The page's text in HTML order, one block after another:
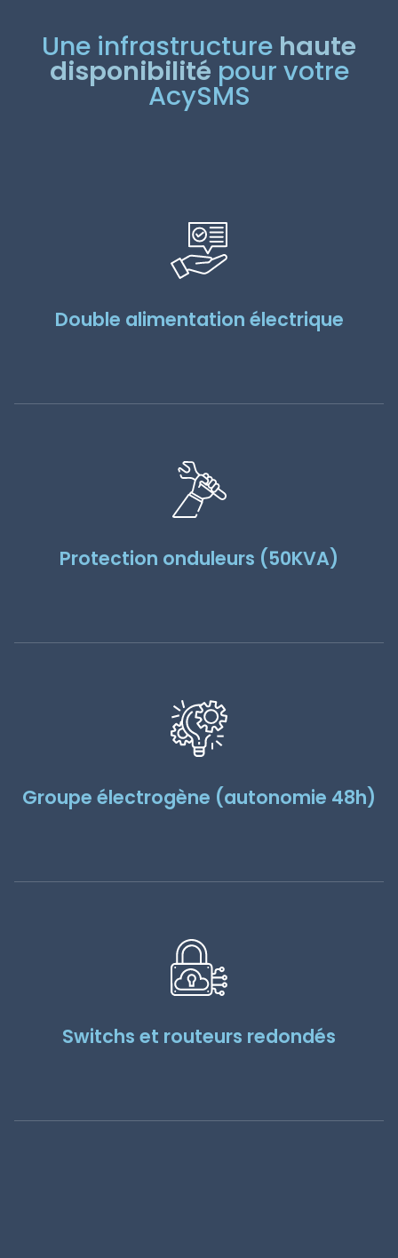
Une infrastructure haute
disponibilité pour votre
AcySMS
Double alimentation électrique
Protection onduleurs (50KVA)
Groupe électrogène (autonomie 48h)
Switchs et routeurs redondés